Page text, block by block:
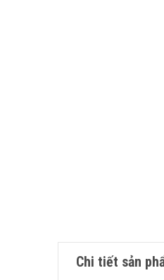
Chi tiết sản